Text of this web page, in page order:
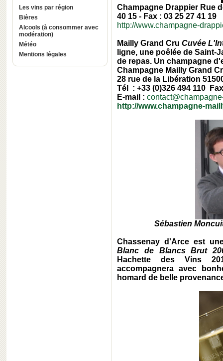
Les vins par région
Bières
Alcools (à consommer avec
modération)
Météo
Mentions légales
Champagne Drappier Rue
40 15 - Fax : 03 25 27 41 19
http://www.champagne-
Mailly Grand Cru Cuvée
ligne, une poêlée de Saint-
de repas. Un champagne
Champagne Mailly Grand
28 rue de la Libération
Tél : +33 (0)326 494 110
E-mail :
http://www.champagne-
Sébastien
Chassenay d'Arceest
Blanc de Blancs Brut
Hachette des Vins
accompagnera avec
homard de belle